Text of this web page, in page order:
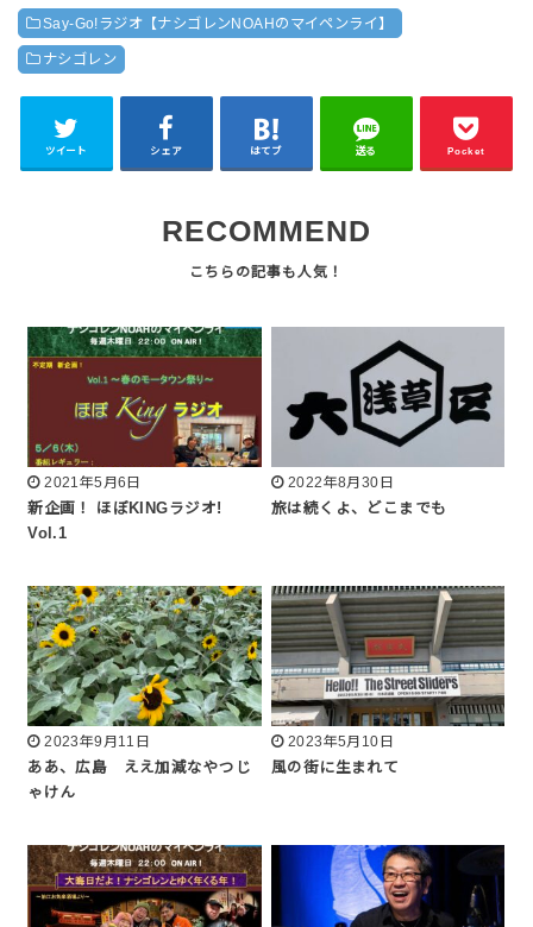
Say-Go!ラジオ【ナシゴレンNOAHのマイペンライ】
ナシゴレン
ツイート シェア はてブ 送る Pocket
RECOMMEND
2021年5月6日
新企画！ ほぼKINGラジオ!
Vol.1
2022年8月30日
旅は続くよ、どこまでも
2023年9月11日
ああ、広島 ええ加減なやつじ
ゃけん
2023年5月10日
風の街に生まれて